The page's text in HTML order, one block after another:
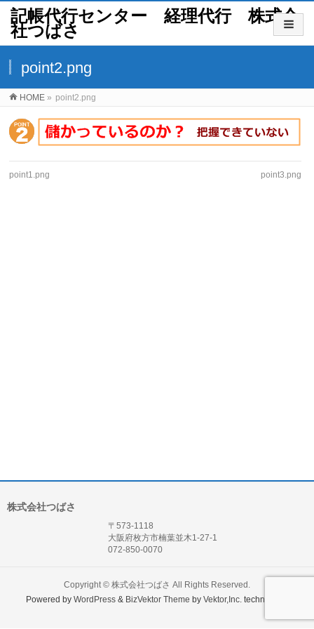
記帳代行センター 経理代行 株式会
社つばさ
point2.png
HOME » point2.png
point1.png point3.png
株式会社つばさ
〒573-1118
大阪府枚方市楠葉並木1-27-1
072-850-0070
Copyright © 株式会社つばさ All Rights Reserved.
Powered byWordPress & BizVektor Theme byVektor,Inc. technology.